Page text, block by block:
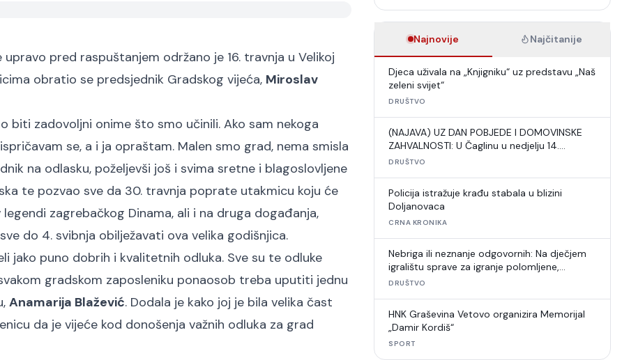
pred raspuštanjem održano je 16. travnja u Velikoj
obratio se predsjednik Gradskog vijeća, Miroslav
biti zadovoljni onime što smo učinili. Ako sam nekoga
se, a i ja opraštam. Malen smo grad, nema smisla
na odlasku, poželjevši još i svima sretne i blagoslovljene
te pozvao sve da 30. travnja poprate utakmicu koju će
zagrebačkog Dinama, ali i na druga događanja,
do 4. svibnja obilježavati ova velika godišnjica.
jako puno dobrih i kvalitetnih odluka. Sve su te odluke
gradskom zaposleniku ponaosob treba uputiti jednu
Anamarija Blažević. Dodala je kako joj je bila velika čast
da je vijeće kod donošenja važnih odluka za grad
Najnovije Najčitanije
Djeca uživala na „Knjigniku“ uz predstavu „Naš
zeleni svijet“
DRUŠTVO
(NAJAVA) UZ DAN POBJEDE I DOMOVINSKE
ZAHVALNOSTI: U Čaglinu u nedjelju 14.
međunarodni šahovski turnir
DRUŠTVO
Policija istražuje krađu stabala u blizini
Doljanovaca
CRNA KRONIKA
Nebriga ili neznanje odgovornih: Na dječjem
igralištu sprave za igranje polomljene,
umjetna trava u raspadu
DRUŠTVO
HNK Graševina Vetovo organizira Memorijal
„Damir Kordiš“
SPORT